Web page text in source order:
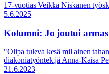
17-vuotias Veikka Niskanen
5.6.2025
Kolumni: Jo joutui
"Olipa tuleva kesä millainen
diakoniatyöntekijä Anna-Kaisa
21.6.2023